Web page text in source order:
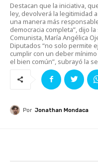
Destacan que la iniciativa,
ley, devolverá la legitimidad
una manera más
democracia completa”, dijo
Comunista, María Angélica
Diputados “no solo permite
cumplir con un deber
el bien común”, subrayó la
Por Jonathan Mondaca